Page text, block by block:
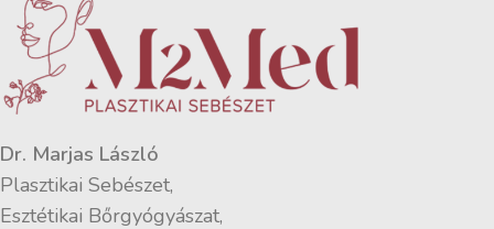
Dr. Marjas László
Plasztikai Sebészet,
Esztétikai Bőrgyógyászat,